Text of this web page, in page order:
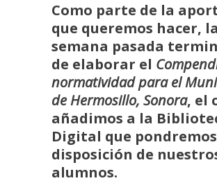
Como parte de la
que queremos hacer, la
semana pasada
de elaborar el
normatividad para el
de Hermosillo, Sonora, el
añadimos a la
Digital que
disposición de
alumnos.